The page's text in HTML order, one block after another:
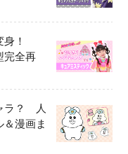
身！
完全再
ラ？ 人
漫画ま